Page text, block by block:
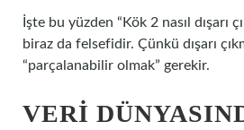
İşte bu yüzden “Kök 2 nasıl dışarı
biraz da felsefidir. Çünkü dışarı
“parçalanabilir olmak” gerekir.
VERI